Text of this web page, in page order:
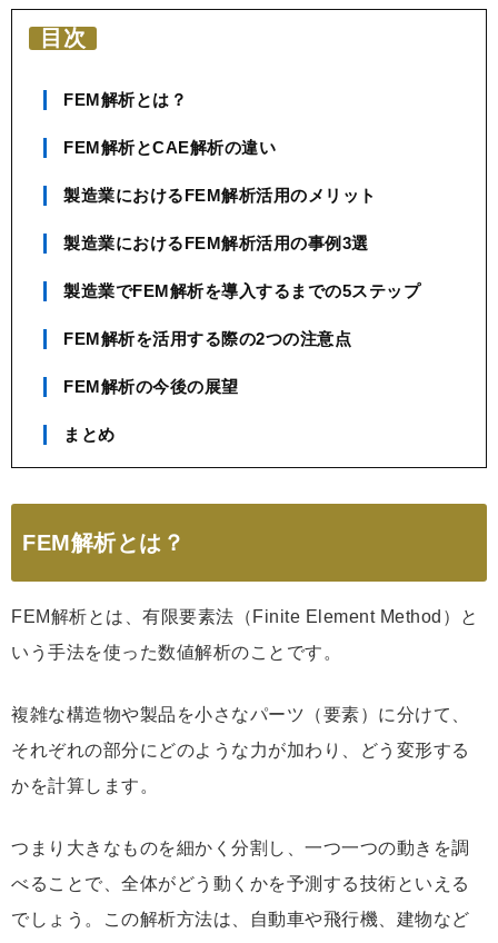
目次
FEM解析とは？
FEM解析とCAE解析の違い
製造業におけるFEM解析活用のメリット
製造業におけるFEM解析活用の事例3選
製造業でFEM解析を導入するまでの5ステップ
FEM解析を活用する際の2つの注意点
FEM解析の今後の展望
まとめ
FEM解析とは？
FEM解析とは、有限要素法（Finite Element Method）と
いう手法を使った数値解析のことです。
複雑な構造物や製品を小さなパーツ（要素）に分けて、
それぞれの部分にどのような力が加わり、どう変形する
かを計算します。
つまり大きなものを細かく分割し、一つ一つの動きを調
べることで、全体がどう動くかを予測する技術といえる
でしょう。この解析方法は、自動車や飛行機、建物など